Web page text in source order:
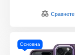
Сравнете
Основна